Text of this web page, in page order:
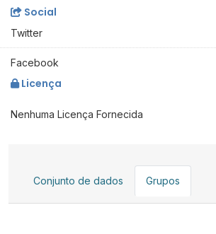
Social
Twitter
Facebook
Licença
Nenhuma Licença Fornecida
Conjunto de dados Grupos